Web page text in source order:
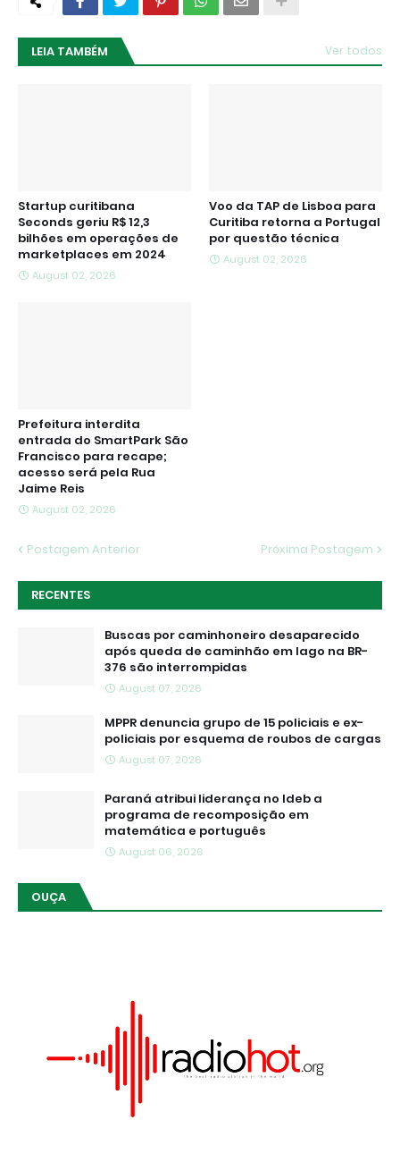
LEIA TAMBÉM Ver todos
Startup curitibana
Seconds geriu R$ 12,3
bilhões em operações de
marketplaces em 2024
August 02, 2026
Voo da TAP de Lisboa para
Curitiba retorna a Portugal
por questão técnica
August 02, 2026
Prefeitura interdita
entrada do SmartPark São
Francisco para recape;
acesso será pela Rua
Jaime Reis
August 02, 2026
Postagem Anterior Próxima Postagem
RECENTES
Buscas por caminhoneiro desaparecido
após queda de caminhão em lago na BR-
376 são interrompidas
August 07, 2026
MPPR denuncia grupo de 15 policiais e ex-
policiais por esquema de roubos de cargas
August 07, 2026
Paraná atribui liderança no Ideb a
programa de recomposição em
matemática e português
August 06, 2026
OUÇA